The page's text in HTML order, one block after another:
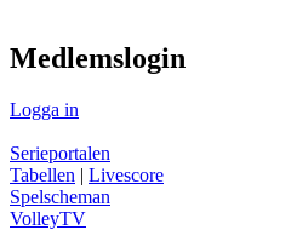
Medlemslogin
Logga in
Serieportalen
Tabellen | Livescore
Spelscheman
VolleyTV